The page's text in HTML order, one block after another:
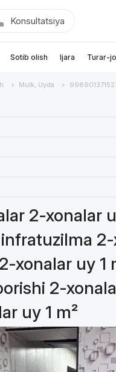
Konsultatsiya
Sotib olish Ijara Turar-
Mulk, Uyda
2-xonalar
2-
xonalar uy 1
2-
uy 1 m²